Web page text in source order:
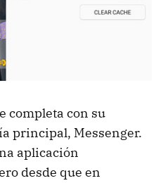
completa con su
principal, Messenger.
aplicación
desde que en